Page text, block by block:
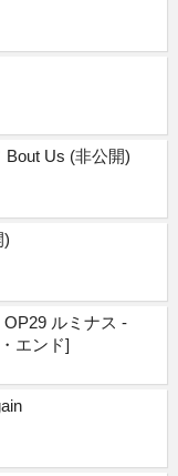
Bout Us (非公開)
)
ルミナス -
エンド]